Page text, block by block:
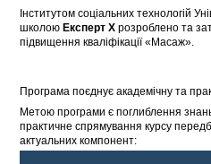
Інститутом соціальних технологій
школою Експерт Х розроблено та
підвищення кваліфікації «Масаж».
Програма поєднує академічну та
Метою програми є поглиблення
практичне спрямування курсу
актуальних компонент: